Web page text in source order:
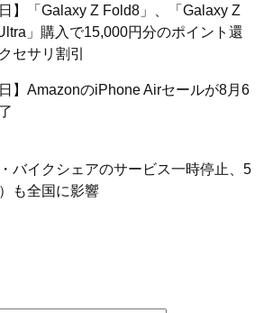
日】「Galaxy Z Fold8」、「Galaxy Z
」購入で15,000円分のポイント還
セサリ割引
日】AmazonのiPhone Airセールが8月6
バイクシェアのサービス一時停止、5
も全国に影響